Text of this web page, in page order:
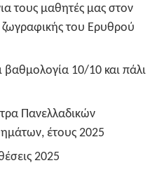
τους μαθητές μας στον
του Ερυθρού
βαθμολογία 10/10 και πάλι
Πανελλαδικών
έτους 2025
2025